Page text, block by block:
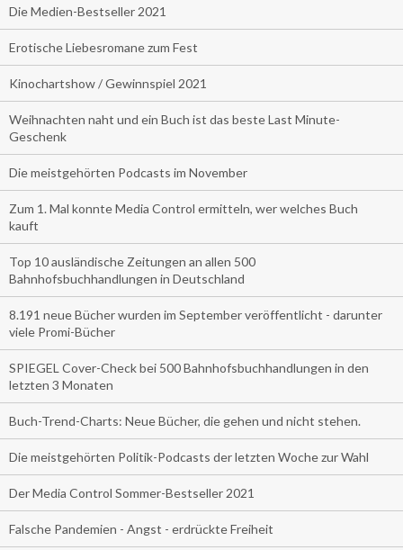
Die Medien-Bestseller 2021
Erotische Liebesromane zum Fest
Kinochartshow / Gewinnspiel 2021
Weihnachten naht und ein Buch ist das beste Last Minute-
Geschenk
Die meistgehörten Podcasts im November
Zum 1. Mal konnte Media Control ermitteln, wer welches Buch
kauft
Top 10 ausländische Zeitungen an allen 500
Bahnhofsbuchhandlungen in Deutschland
8.191 neue Bücher wurden im September veröffentlicht - darunter
viele Promi-Bücher
SPIEGEL Cover-Check bei 500 Bahnhofsbuchhandlungen in den
letzten 3 Monaten
Buch-Trend-Charts: Neue Bücher, die gehen und nicht stehen.
Die meistgehörten Politik-Podcasts der letzten Woche zur Wahl
Der Media Control Sommer-Bestseller 2021
Falsche Pandemien - Angst - erdrückte Freiheit